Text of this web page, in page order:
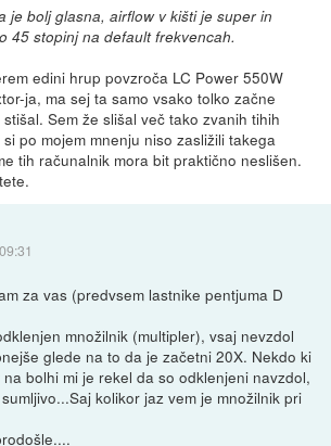
je bolj glasna, airflow v kišti je super in
45 stopinj na default frekvencah.
edini hrup povzroča LC Power 550W
ja, ma sej ta samo vsako tolko začne
Sem že slišal več tako zvanih tihih
po mojem mnenju niso zasližili takega
tih računalnik mora bit praktično neslišen.
za vas (predvsem lastnike pentjuma D
množilnik (multipler), vsaj nevzdol
glede na to da je začetni 20X. Nekdo ki
bolhi mi je rekel da so odklenjeni navzdol,
kolikor jaz vem je množilnik pri